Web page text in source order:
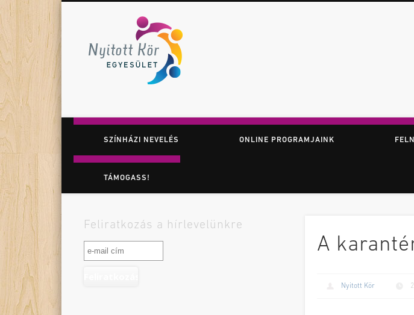
Játék. Színház. Felfedezés.
FacebookTwitter Vimeo
SZÍNHÁZI NEVELÉS ONLINE PROGRAMJAINK
TÁMOGASS!
A
Nyitott Kör
Feliratkozás a hírlevelünkre